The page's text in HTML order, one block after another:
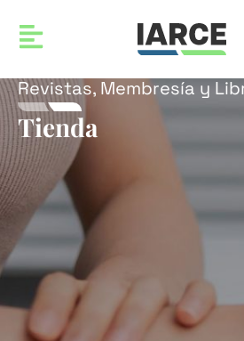
Revistas, Membresía y
Tienda